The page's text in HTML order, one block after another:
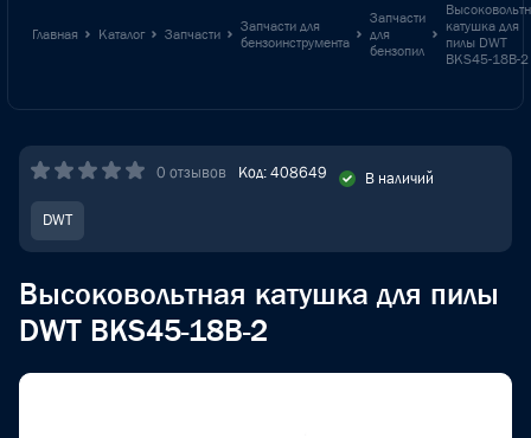
Главная Каталог Запчасти
Запчасти для
бензоинструмента
Запчасти
для
бензопил
катушка для
пилы DWT
BKS45-18B-2
0 отзывов Код: 408649 В наличий
DWT
Высоковольтная катушка для пилы
DWT BKS45-18B-2